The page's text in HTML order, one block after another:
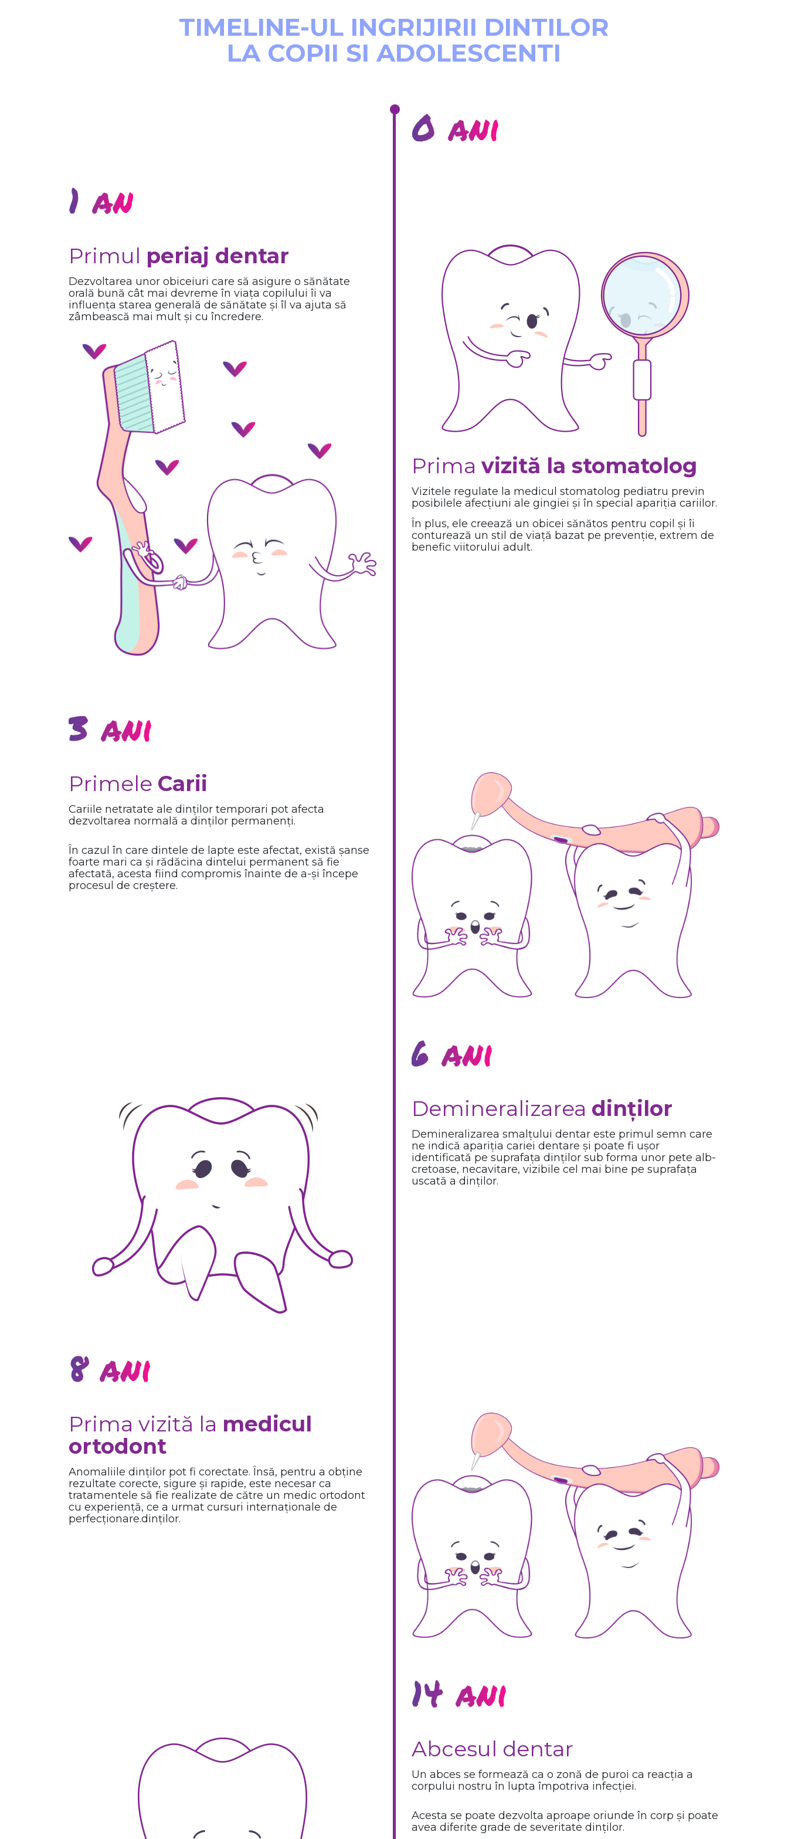
TIMELINE-UL INGRIJIRII DINTILOR
LA COPII SI ADOLESCENTI
0 ani
1 an
Primul periaj dentar
Dezvoltarea unor obiceiuri care să asigure o sănătate
orală bună cât mai devreme în viața copilului îi va
influența starea generală de sănătate și îl va ajuta să
zâmbească mai mult și cu încredere.
Prima vizită la stomatolog
Vizitele regulate la medicul stomatolog pediatru previn
posibilele afecțiuni ale gingiei și în special apariția cariilor.
În plus, ele creează un obicei sănătos pentru copil și îi
conturează un stil de viață bazat pe prevenție, extrem de
benefic viitorului adult.
3 ani
Primele Carii
Cariile netratate ale dinților temporari pot afecta
dezvoltarea normală a dinților permanenți.
În cazul în care dintele de lapte este afectat, există șanse
foarte mari ca și rădăcina dintelui permanent să fie
afectată, acesta fiind compromis înainte de a-și începe
procesul de creștere.
6 ani
Demineralizarea dinților
Demineralizarea smalțului dentar este primul semn care
ne indică apariția cariei dentare și poate fi ușor
identificată pe suprafața dinților sub forma unor pete alb-
cretoase, necavitare, vizibile cel mai bine pe suprafața
uscată a dinților.
8 ani
Prima vizită la medicul
ortodont
Anomaliile dinților pot fi corectate. Însă, pentru a obține
rezultate corecte, sigure și rapide, este necesar ca
tratamentele să fie realizate de către un medic ortodont
cu experiență, ce a urmat cursuri internaționale de
perfecționare.dinților.
14 ani
Abcesul dentar
Un abces se formează ca o zonă de puroi ca reacția a
corpului nostru în lupta împotriva infecției.
Acesta se poate dezvolta aproape oriunde în corp și poate
avea diferite grade de severitate dinților.